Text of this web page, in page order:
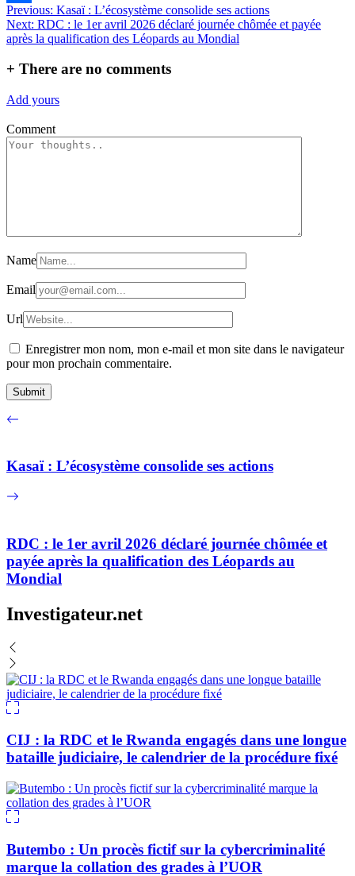
Partager
Navigation
de
Previous: Kasaï : L’écosystème consolide ses actions
Next: RDC : le 1er avril 2026 déclaré journée chômée et payée
après la qualification des Léopards au Mondial
+ There are no comments
Add yours
Comment
Name
Email
Url
Enregistrer mon nom, mon e-mail et mon site dans le navigateur
pour mon prochain commentaire.
Kasaï : L’écosystème consolide ses actions
RDC : le 1er avril 2026 déclaré journée chômée et
payée après la qualification des Léopards au
Mondial
Investigateur.net
CIJ : la RDC et le Rwanda engagés dans une longue
bataille judiciaire, le calendrier de la procédure fixé
Butembo : Un procès fictif sur la cybercriminalité
marque la collation des grades à l’UOR